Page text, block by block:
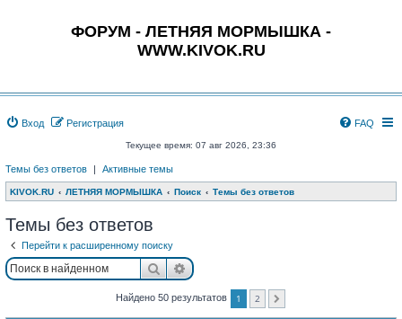
ФОРУМ - ЛЕТНЯЯ МОРМЫШКА -
WWW.KIVOK.RU
Вход Регистрация FAQ
Текущее время: 07 авг 2026, 23:36
Темы без ответов | Активные темы
KIVOK.RU ЛЕТНЯЯ МОРМЫШКА Поиск Темы без ответов
Темы без ответов
Перейти к расширенному поиску
ПоискРасширенный поиск
Найдено 50 результатов 1 2